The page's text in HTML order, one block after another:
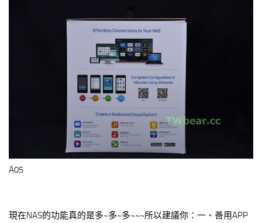
A05
現在NAS的功能真的是多~多~多~~~所以建議你：一、善用APP